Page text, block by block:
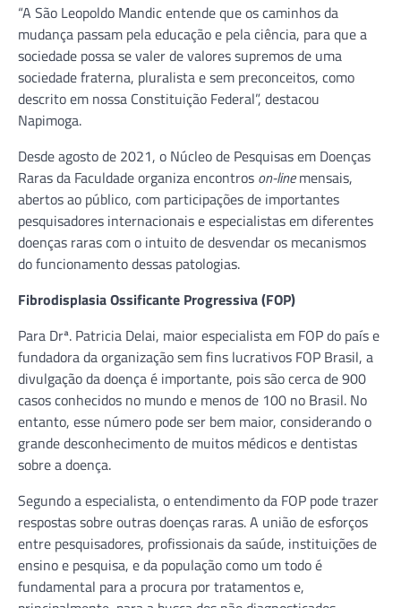
“A São Leopoldo Mandic entende que os caminhos da
mudança passam pela educação e pela ciência, para que a
sociedade possa se valer de valores supremos de uma
sociedade fraterna, pluralista e sem preconceitos, como
descrito em nossa Constituição Federal”, destacou
Napimoga.
Desde agosto de 2021, o Núcleo de Pesquisas em Doenças
Raras da Faculdade organiza encontros on-linemensais,
abertos ao público, com participações de importantes
pesquisadores internacionais e especialistas em diferentes
doenças raras com o intuito de desvendar os mecanismos
do funcionamento dessas patologias.
Fibrodisplasia Ossificante Progressiva (FOP)
Para Drª. Patricia Delai, maior especialista em FOP do país e
fundadora da organização sem fins lucrativos FOP Brasil, a
divulgação da doença é importante, pois são cerca de 900
casos conhecidos no mundo e menos de 100 no Brasil. No
entanto, esse número pode ser bem maior, considerando o
grande desconhecimento de muitos médicos e dentistas
sobre a doença.
Segundo a especialista, o entendimento da FOP pode trazer
respostas sobre outras doenças raras. A união de esforços
entre pesquisadores, profissionais da saúde, instituições de
ensino e pesquisa, e da população como um todo é
fundamental para a procura por tratamentos e,